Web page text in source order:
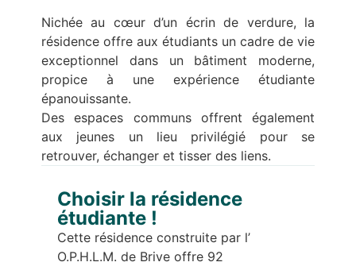
Nichée au cœur d’un écrin de verdure, la
résidence offre aux étudiants un cadre de vie
exceptionnel dans un bâtiment moderne,
propice à une expérience étudiante
épanouissante.
Des espaces communs offrent également
aux jeunes un lieu privilégié pour se
retrouver, échanger et tisser des liens.
Choisir la résidence
étudiante !
Cette résidence construite par l’
O.P.H.L.M. de Brive offre 92